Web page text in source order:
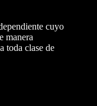
cuyo
manera
toda clase de